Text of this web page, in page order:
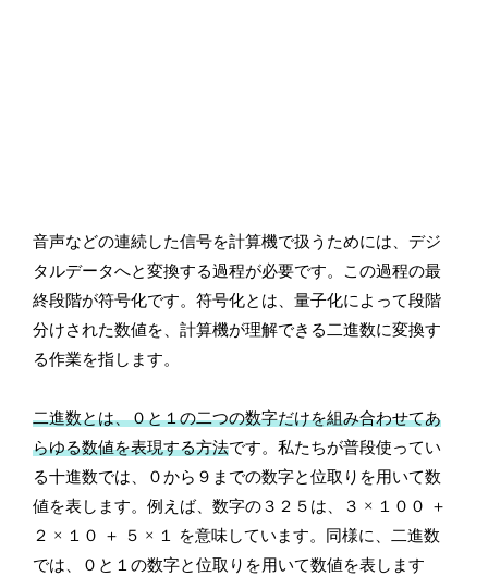
音声などの連続した信号を計算機で扱うためには、デジ
タルデータへと変換する過程が必要です。この過程の最
終段階が符号化です。符号化とは、量子化によって段階
分けされた数値を、計算機が理解できる二進数に変換す
る作業を指します。
二進数とは、０と１の二つの数字だけを組み合わせてあ
らゆる数値を表現する方法です。私たちが普段使ってい
る十進数では、０から９までの数字と位取りを用いて数
値を表します。例えば、数字の３２５は、３ × １００ ＋
２ × １０ ＋ ５ × １ を意味しています。同様に、二進数
では、０と１の数字と位取りを用いて数値を表します